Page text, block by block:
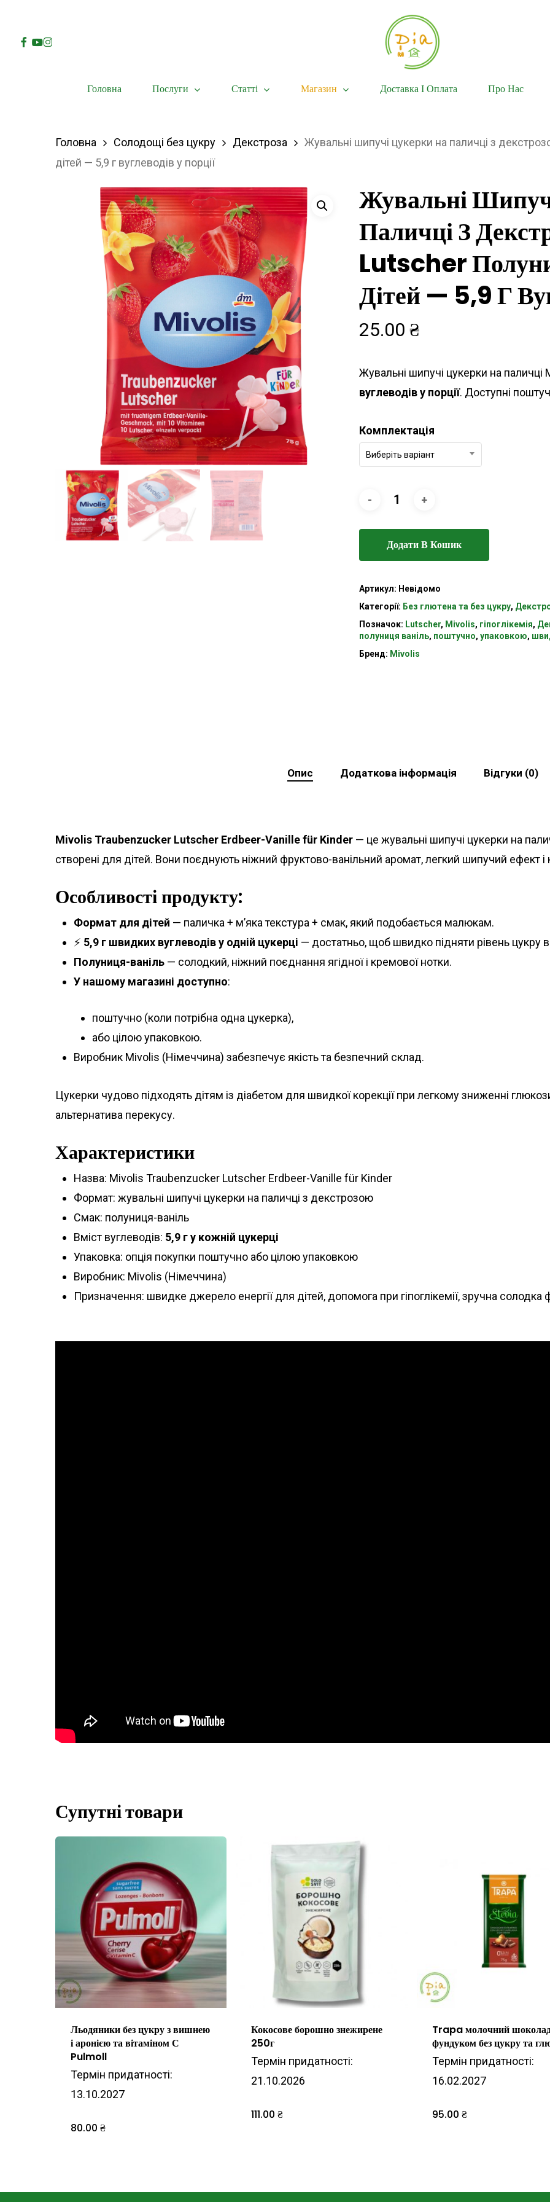
mainFacebook
Youtube
Instagram
Головна Послуги Статті Магазин Доставка І Оплата Про Нас
Головна Солодощі без цукру Декстроза
Жувальні шипучі цукерки на паличці з
дітей — 5,9 г вуглеводів у порції
Жувальні
Паличці З
Lutscher
Дітей — 5,9 Г
25.00 ₴
Жувальні шипучі цукерки на паличці
вуглеводів у порції. Доступні
Комплектація
Виберіть варіант
Додати В Кошик
Артикул: Невідомо
Категорії: Без глютена та без цукру,
Позначок: Lutscher, Mivolis, гіпоглікемія,
полуниця ваніль, поштучно, упаковкою,
Бренд: Mivolis
Опис Додаткова інформація Відгуки (0)
Mivolis Traubenzucker Lutscher Erdbeer-Vanille für Kinder — це жувальні шипучі цукерки на
створені для дітей. Вони поєднують ніжний фруктово-ванільний аромат, легкий шипучий ефект і
Особливості продукту:
Формат для дітей — паличка + м’яка текстура + смак, який подобається малюкам.
⚡ 5,9 г швидких вуглеводів у одній цукерці — достатньо, щоб швидко підняти рівень цукру в
Полуниця-ваніль — солодкий, ніжний поєднання ягідної і кремової нотки.
У нашому магазині доступно:
поштучно (коли потрібна одна цукерка),
або цілою упаковкою.
Виробник Mivolis (Німеччина) забезпечує якість та безпечний склад.
Цукерки чудово підходять дітям із діабетом для швидкої корекції при легкому зниженні
альтернатива перекусу.
Характеристики
Назва: Mivolis Traubenzucker Lutscher Erdbeer-Vanille für Kinder
Формат: жувальні шипучі цукерки на паличці з декстрозою
Смак: полуниця-ваніль
Вміст вуглеводів: 5,9 г у кожній цукерці
Упаковка: опція покупки поштучно або цілою упаковкою
Виробник: Mivolis (Німеччина)
Призначення: швидке джерело енергії для дітей, допомога при гіпоглікемії, зручна солодка
Супутні товари
Льодяники без цукру з вишнею
і аронією та вітаміном С
Pulmoll
Термін придатності:
13.10.2027
80.00 ₴
Кокосове борошно знежирене
250г
Термін придатності:
21.10.2026
111.00₴
Trapa молочний
фундуком без цукру та
Термін придатності:
16.02.2027
95.00 ₴